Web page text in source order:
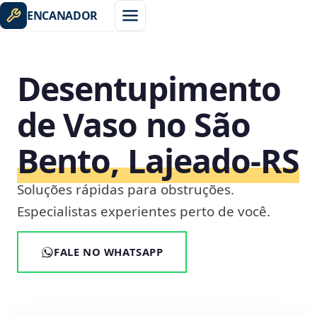
ENCANADOR
Desentupimento
de Vaso no São
Bento, Lajeado‑RS
Soluções rápidas para obstruções.
Especialistas experientes perto de você.
FALE NO WHATSAPP